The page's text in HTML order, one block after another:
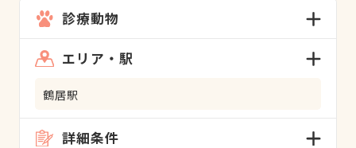
診療動物
エリア・駅
鶴居駅
詳細条件